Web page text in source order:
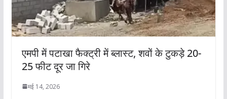
एमपी में पटाखा फैक्ट्री में ब्लास्ट, शवों के टुकड़े 20-
25 फीट दूर जा गिरे
मई 14, 2026